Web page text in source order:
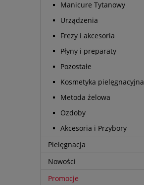
Manicure Tytanowy
Urządzenia
Frezy i akcesoria
Płyny i preparaty
Pozostałe
Kosmetyka pielęgnacyjna
Metoda żelowa
Ozdoby
Akcesoria i Przybory
Pielęgnacja
Nowości
Promocje